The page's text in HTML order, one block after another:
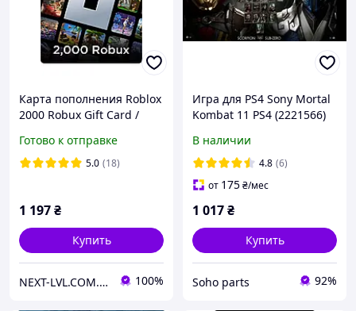
Карта пополнения Roblox
2000 Robux Gift Card /
2000 Робукс (цифровой
код активации)
Готово к отправке
5.0 (18)
1 197₴
Купить
NEXT-LVL.COM.UA 100%
Игра для PS4 Sony Mortal
Kombat 11 PS4 (2221566)
В наличии
4.8 (6)
от 175₴/мес
1 017₴
Купить
Soho parts 92%